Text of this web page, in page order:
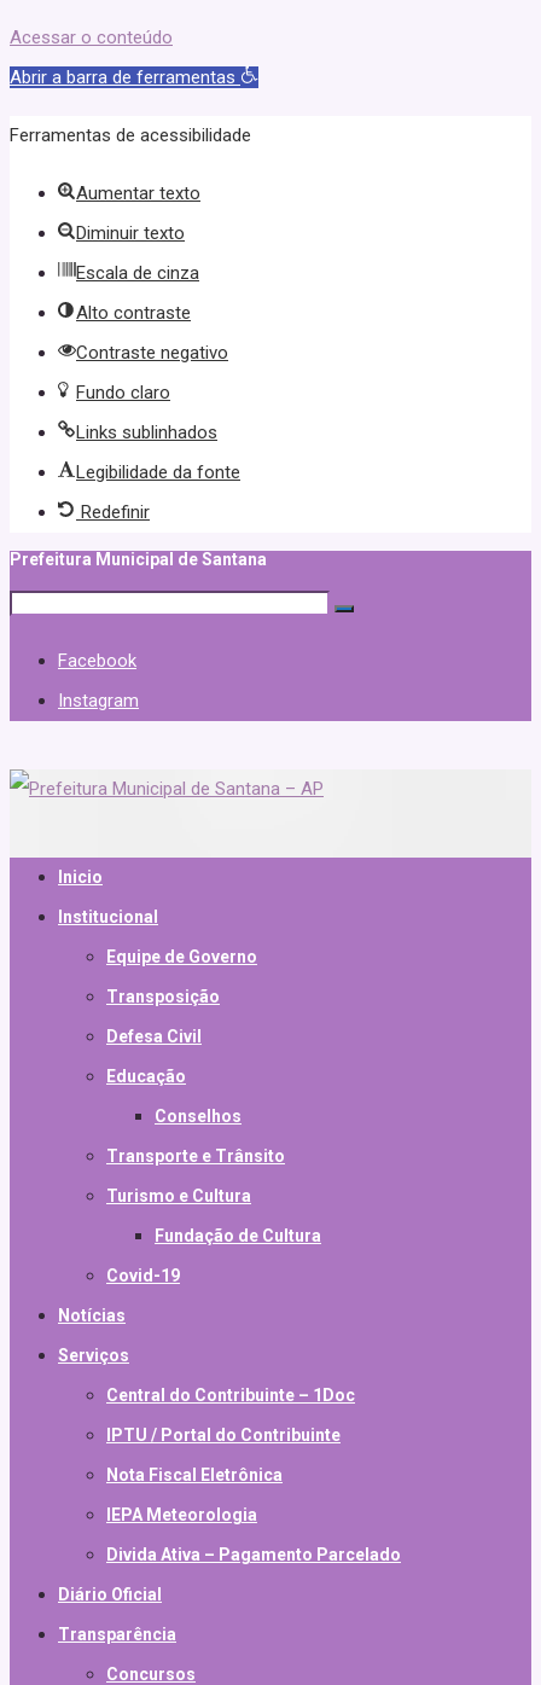
Acessar o conteúdo
Abrir a barra de ferramentas
Ferramentas de acessibilidade
Aumentar texto
Diminuir texto
Escala de cinza
Alto contraste
Contraste negativo
Fundo claro
Links sublinhados
Legibilidade da fonte
Redefinir
Prefeitura Municipal de Santana
Facebook
Instagram
Inicio
Institucional
Equipe de Governo
Transposição
Defesa Civil
Educação
Conselhos
Transporte e Trânsito
Turismo e Cultura
Fundação de Cultura
Covid-19
Notícias
Serviços
Central do Contribuinte – 1Doc
IPTU / Portal do Contribuinte
Nota Fiscal Eletrônica
IEPA Meteorologia
Divida Ativa – Pagamento Parcelado
Diário Oficial
Transparência
Concursos